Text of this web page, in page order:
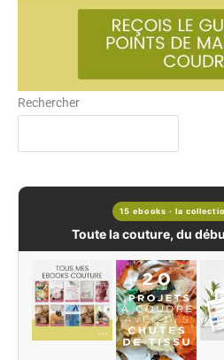
Rechercher
15 ebooks · la
Toute la couture, du